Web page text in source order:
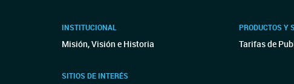
INSTITUCIONAL
Misión, Visión e Historia
SITIOS DE INTERÉS
PRODUCTOS Y
Tarifas de